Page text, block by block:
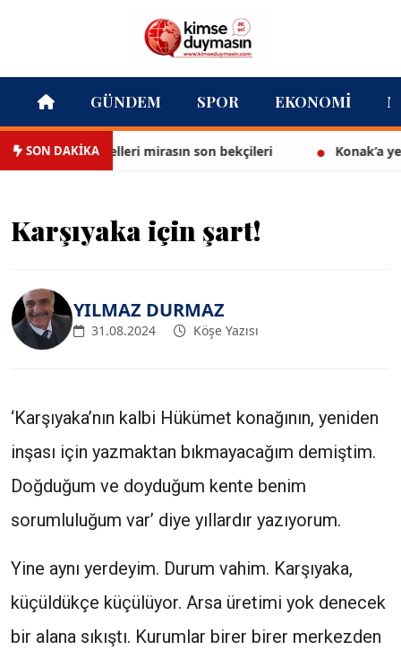
GÜNDEM SPOR EKONOMI
SON DAKİKA
nasırlı elleri mirasın son bekçileri Konak’a yeni
Karşıyaka için şart!
YILMAZ DURMAZ
31.08.2024 Köşe Yazısı
‘Karşıyaka’nın kalbi Hükümet konağının, yeniden
inşası için yazmaktan bıkmayacağım demiştim.
Doğduğum ve doyduğum kente benim
sorumluluğum var’ diye yıllardır yazıyorum.
Yine aynı yerdeyim. Durum vahim. Karşıyaka,
küçüldükçe küçülüyor. Arsa üretimi yok denecek
bir alana sıkıştı. Kurumlar birer birer merkezden